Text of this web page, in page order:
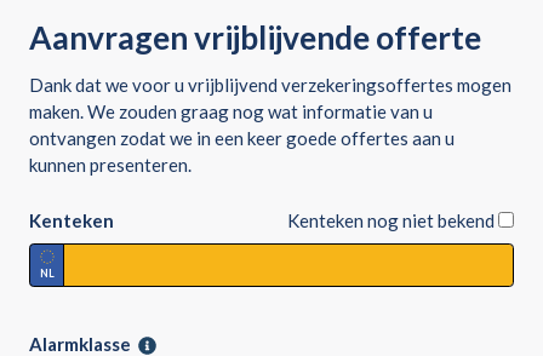
Aanvragen vrijblijvende offerte
Dank dat we voor u vrijblijvend verzekeringsoffertes mogen
maken. We zouden graag nog wat informatie van u
ontvangen zodat we in een keer goede offertes aan u
kunnen presenteren.
Kenteken Kenteken nog niet bekend
NL
Alarmklasse